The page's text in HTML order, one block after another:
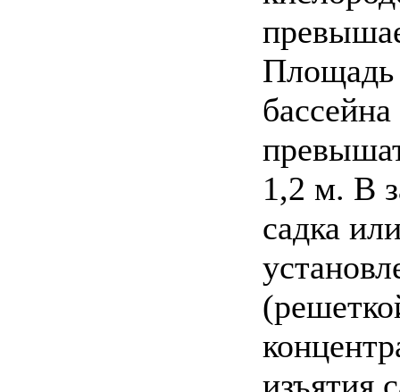
Площадь
1,2 м. В
садка